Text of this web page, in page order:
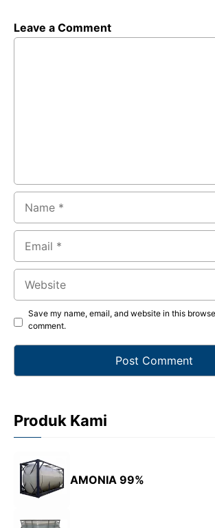
Leave a Comment
Save my name, email, and website in this
comment.
Produk Kami
AMONIA 99%